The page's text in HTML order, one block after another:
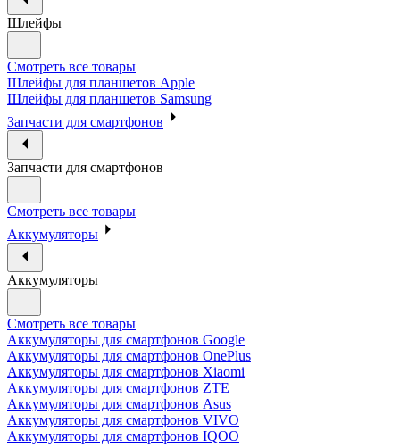
Шлейфы
Смотреть все товары
Шлейфы для планшетов Apple
Шлейфы для планшетов Samsung
Запчасти для смартфонов
Запчасти для смартфонов
Смотреть все товары
Аккумуляторы
Аккумуляторы
Смотреть все товары
Аккумуляторы для смартфонов Google
Аккумуляторы для смартфонов OnePlus
Аккумуляторы для смартфонов Xiaomi
Аккумуляторы для смартфонов ZTE
Аккумуляторы для cмартфонов Asus
Аккумуляторы для смартфонов VIVO
Аккумуляторы для смартфонов IQOO